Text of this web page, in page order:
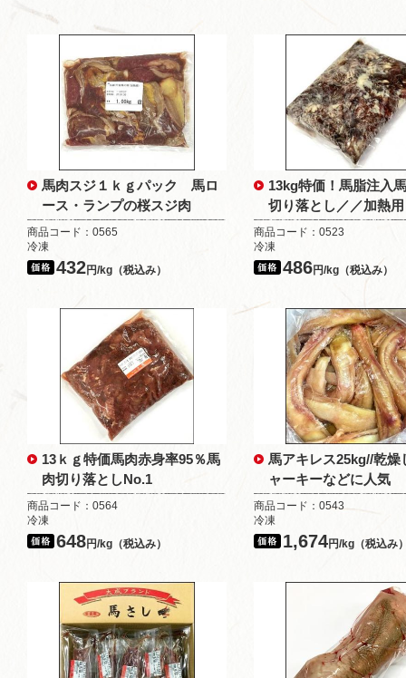
馬肉スジ１ｋｇパック 馬ロ
ース・ランプの桜スジ肉
商品コード：0565
冷凍
432円/kg（税込み）
13kg特価！馬脂注入
切り落とし／／加熱用
商品コード：0523
冷凍
486円/kg（税込み）
13ｋｇ特価馬肉赤身率95％馬
肉切り落としNo.1
商品コード：0564
冷凍
648円/kg（税込み）
馬アキレス25kg//乾燥
ャーキーなどに人気
商品コード：0543
冷凍
1,674円/kg（税込み